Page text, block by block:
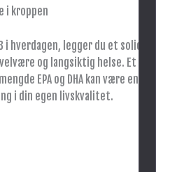
i kroppen
i hverdagen, legger du et solid
og langsiktig helse. Et
EPA og DHA kan være en
i din egen livskvalitet.